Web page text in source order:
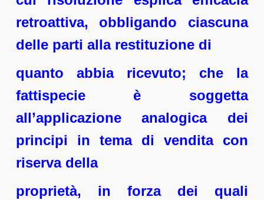
retroattiva, obbligando ciascuna
delle parti alla restituzione di
quanto abbia ricevuto; che la
fattispecie è soggetta
all’applicazione analogica dei
principi in tema di vendita con
riserva della
proprietà, in forza dei quali